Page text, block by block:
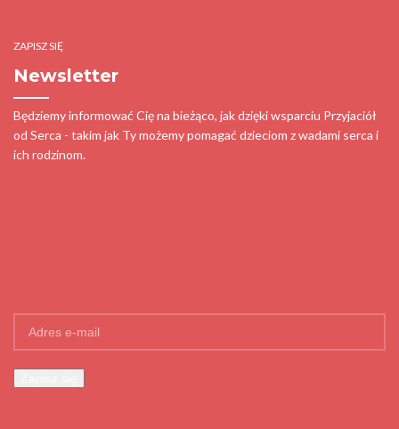
ZAPISZ SIĘ
Newsletter
Będziemy informować Cię na bieżąco, jak dzięki wsparciu Przyjaciół
od Serca - takim jak Ty możemy pomagać dzieciom z wadami serca i
ich rodzinom.